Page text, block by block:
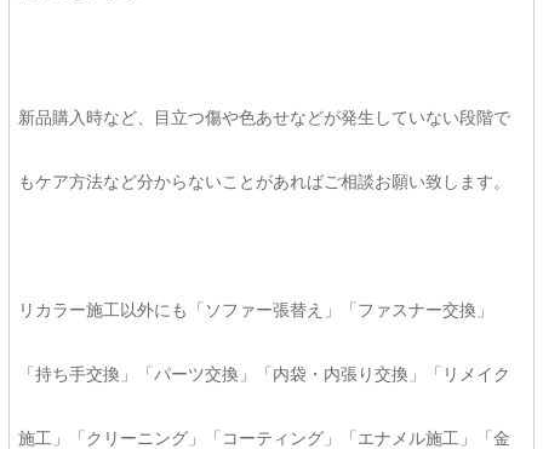
新品購入時など、目立つ傷や色あせなどが発生していない段階で
もケア方法など分からないことがあればご相談お願い致します。
リカラー施工以外にも「ソファー張替え」「ファスナー交換」
「持ち手交換」「パーツ交換」「内袋・内張り交換」「リメイク
施工」「クリーニング」「コーティング」「エナメル施工」「金